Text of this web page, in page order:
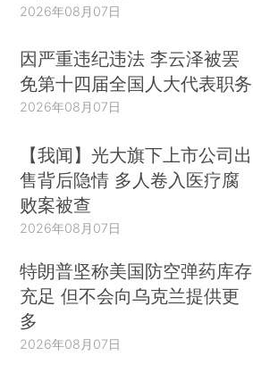
2026年08月07日
因严重违纪违法 李云泽被罢
免第十四届全国人大代表职务
2026年08月07日
【我闻】光大旗下上市公司出
售背后隐情 多人卷入医疗腐
败案被查
2026年08月07日
特朗普坚称美国防空弹药库存
充足 但不会向乌克兰提供更
多
2026年08月07日